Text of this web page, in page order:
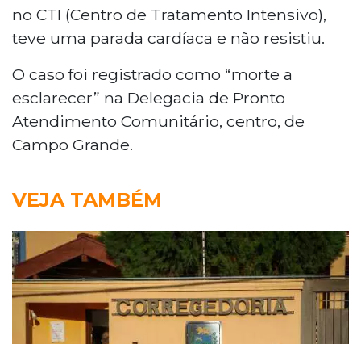
no CTI (Centro de Tratamento Intensivo),
teve uma parada cardíaca e não resistiu.
O caso foi registrado como “morte a
esclarecer” na Delegacia de Pronto
Atendimento Comunitário, centro, de
Campo Grande.
VEJA TAMBÉM